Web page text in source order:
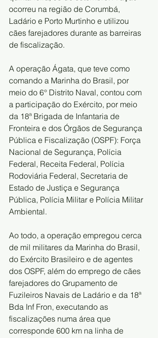
ocorreu na região de Corumbá,
Ladário e Porto Murtinho e utilizou
cães farejadores durante as barreiras
de fiscalização.
A operação Ágata, que teve como
comando a Marinha do Brasil, por
meio do 6° Distrito Naval, contou com
a participação do Exército, por meio
da 18ª Brigada de Infantaria de
Fronteira e dos Órgãos de Segurança
Pública e Fiscalização (OSPF): Força
Nacional de Segurança, Polícia
Federal, Receita Federal, Polícia
Rodoviária Federal, Secretaria de
Estado de Justiça e Segurança
Pública, Polícia Militar e Polícia Militar
Ambiental.
Ao todo, a operação empregou cerca
de mil militares da Marinha do Brasil,
do Exército Brasileiro e de agentes
dos OSPF, além do emprego de cães
farejadores do Grupamento de
Fuzileiros Navais de Ladário e da 18ª
Bda Inf Fron, executando as
fiscalizações numa área que
corresponde 600 km na linha de